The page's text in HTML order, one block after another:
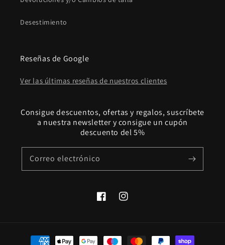
Desestimiento
Reseñas de Google
Ver las últimas reseñas de nuestros clientes
Consigue descuentos, ofertas y regalos, suscríbete
a nuestra newsletter y consigue un cupón
descuento del 5%
Correo electrónico
FacebookInstagram
Formas